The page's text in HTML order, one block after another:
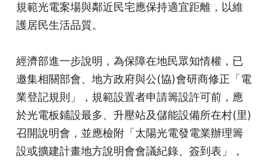
規範光電案場與鄰近民宅應保持適宜距離，以維
護居民生活品質。
經濟部進一步說明，為保障在地民眾知情權，已
邀集相關部會、地方政府與公(協)會研商修正「電
業登記規則」，規範設置者申請籌設許可前，應
於光電板鋪設最多、升壓站及儲能設備所在村(里)
召開說明會，並應檢附「太陽光電發電業辦理籌
設或擴建計畫地方說明會會議紀錄、簽到表」，